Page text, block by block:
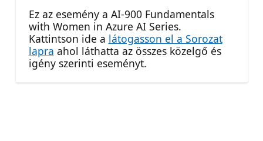
Ez az esemény a AI-900 Fundamentals
with Women in Azure AI Series.
Kattintson ide a látogasson el a Sorozat
lapra ahol láthatta az összes közelgő és
igény szerinti eseményt.